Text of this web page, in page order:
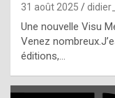
31 août 2025
Une nouvelle Visu
Venez
éditions,…